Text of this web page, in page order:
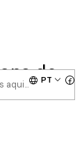
PT
de